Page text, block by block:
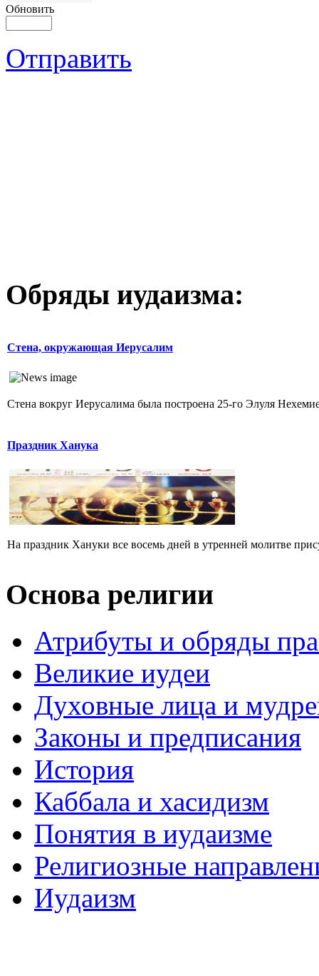
Обновить
Отправить
Обряды иудаизма:
Стена, окружающая Иерусалим
Стена вокруг Иерусалима была построена 25-го Элуля
Праздник Ханука
На праздник Хануки все восемь дней в утренней молитве
Основа религии
Атрибуты и обряды
Великие иудеи
Духовные лица и
Законы и предписания
История
Каббала и хасидизм
Понятия в иудаизме
Религиозные
Иудаизм